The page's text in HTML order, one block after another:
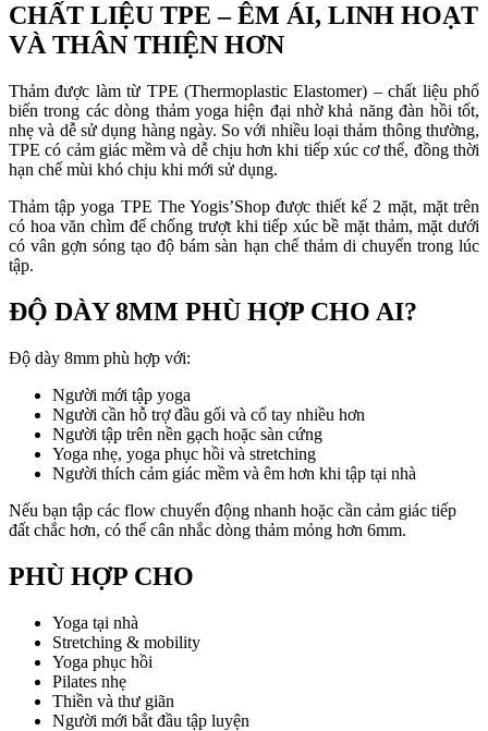
CHẤT LIỆU TPE – ÊM ÁI, LINH HOẠT
VÀ THÂN THIỆN HƠN
Thảm được làm từ TPE (Thermoplastic Elastomer) – chất liệu phổ
biến trong các dòng thảm yoga hiện đại nhờ khả năng đàn hồi tốt,
nhẹ và dễ sử dụng hàng ngày. So với nhiều loại thảm thông thường,
TPE có cảm giác mềm và dễ chịu hơn khi tiếp xúc cơ thể, đồng thời
hạn chế mùi khó chịu khi mới sử dụng.
Thảm tập yoga TPE The Yogis’Shop được thiết kế 2 mặt, mặt trên
có hoa văn chìm để chống trượt khi tiếp xúc bề mặt thảm, mặt dưới
có vân gợn sóng tạo độ bám sàn hạn chế thảm di chuyển trong lúc
tập.
ĐỘ DÀY 8MM PHÙ HỢP CHO AI?
Độ dày 8mm phù hợp với:
Người mới tập yoga
Người cần hỗ trợ đầu gối và cổ tay nhiều hơn
Người tập trên nền gạch hoặc sàn cứng
Yoga nhẹ, yoga phục hồi và stretching
Người thích cảm giác mềm và êm hơn khi tập tại nhà
Nếu bạn tập các flow chuyển động nhanh hoặc cần cảm giác tiếp
đất chắc hơn, có thể cân nhắc dòng thảm mỏng hơn 6mm.
PHÙ HỢP CHO
Yoga tại nhà
Stretching & mobility
Yoga phục hồi
Pilates nhẹ
Thiền và thư giãn
Người mới bắt đầu tập luyện